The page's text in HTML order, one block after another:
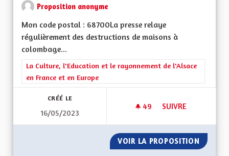
Proposition anonyme
Mon code postal : 68700La presse relaye
régulièrement des destructions de maisons à
colombage...
Filtrer les résultats de la catégorie : La Culture, l'Education et
La Culture, l'Education et le rayonnement de l'Alsace
en France et en Europe
CRÉÉ LE
16/05/2023
49 49 ABONNÉS
SUIVRE
VOIR LA PROPOSITION TAXE